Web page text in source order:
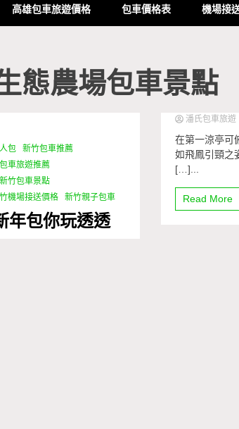
高雄包車旅遊價格 包車價格表 機場接
態農場包車景點
包
新竹包車推薦
車旅遊推薦
新竹包車景點
機場接送價格 新竹親子包車
年包你玩透透
潘氏包車旅遊
在第一涼亭可
如飛鳳引頸之
[…]...
Read More